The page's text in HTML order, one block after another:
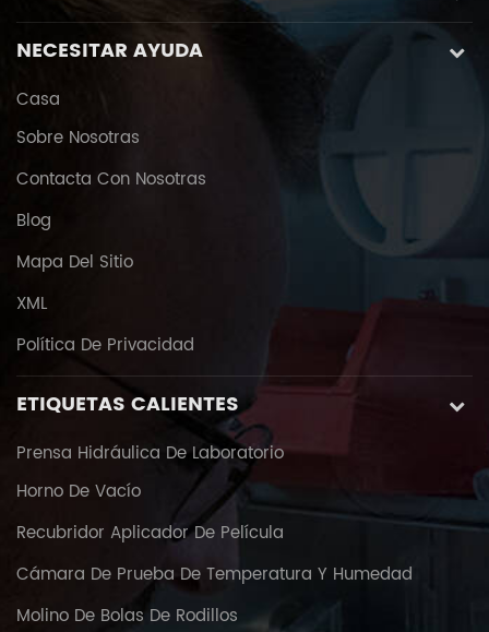
NECESITAR AYUDA
Casa
Sobre Nosotras
Contacta Con Nosotras
Blog
Mapa Del Sitio
XML
Política De Privacidad
ETIQUETAS CALIENTES
Prensa Hidráulica De Laboratorio
Horno De Vacío
Recubridor Aplicador De Película
Cámara De Prueba De Temperatura Y Humedad
Molino De Bolas De Rodillos